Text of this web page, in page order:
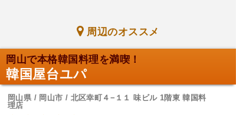
周辺のオススメ
岡山で本格韓国料理を満喫！
韓国屋台ユパ
岡山県 / 岡山市 / 北区幸町４−１１ 味ビル 1階東 韓国料
理店